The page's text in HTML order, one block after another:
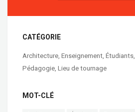
CATÉGORIE
Architecture, Enseignement, Étudiants,
Pédagogie, Lieu de tournage
MOT-CLÉ